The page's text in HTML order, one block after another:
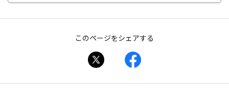
このページをシェアする